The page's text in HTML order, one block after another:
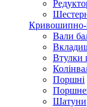
Кривошипно-
Вали
Втулки
Поршні
Шатуни